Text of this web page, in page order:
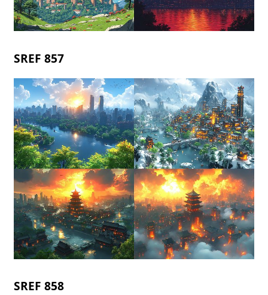
SREF 857
SREF 858